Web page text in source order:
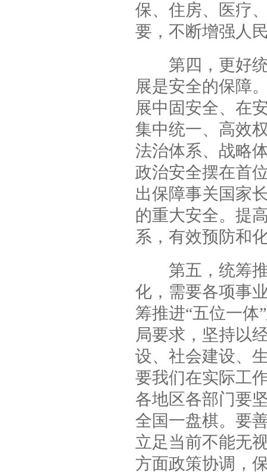
保、住房、医疗
要，不断增强人
第四，更好统
展是安全的保障
展中固安全、在
集中统一、高效
法治体系、战略
政治安全摆在首
出保障事关国家
的重大安全。提
系，有效预防和
第五，统筹推
化，需要各项事
筹推进“五位一体
局要求，坚持以
设、社会建设、
要我们在实际工
各地区各部门要
全国一盘棋。要
立足当前不能无
方面政策协调，